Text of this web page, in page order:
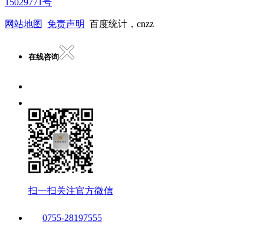
网站地图 免责声明 百度统计，cnzz
在线咨询
扫一扫关注官方微信
0755-28197555